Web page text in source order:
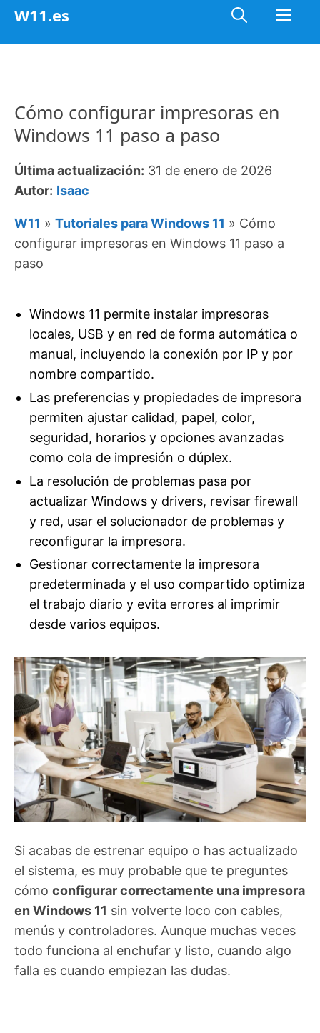
Saltar
W11.es
Cómo configurar impresoras en
Windows 11 paso a paso
Última actualización: 31 de enero de 2026
Autor: Isaac
W11 » Tutoriales para Windows 11 » Cómo
configurar impresoras en Windows 11 paso a
paso
Windows 11 permite instalar impresoras
locales, USB y en red de forma automática o
manual, incluyendo la conexión por IP y por
nombre compartido.
Las preferencias y propiedades de impresora
permiten ajustar calidad, papel, color,
seguridad, horarios y opciones avanzadas
como cola de impresión o dúplex.
La resolución de problemas pasa por
actualizar Windows y drivers, revisar firewall
y red, usar el solucionador de problemas y
reconfigurar la impresora.
Gestionar correctamente la impresora
predeterminada y el uso compartido optimiza
el trabajo diario y evita errores al imprimir
desde varios equipos.
Si acabas de estrenar equipo o has actualizado
el sistema, es muy probable que te preguntes
cómo configurar correctamente una impresora
en Windows 11 sin volverte loco con cables,
menús y controladores. Aunque muchas veces
todo funciona al enchufar y listo, cuando algo
falla es cuando empiezan las dudas.